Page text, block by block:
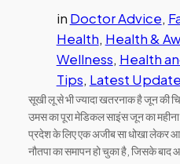
in Doctor Advice,
Health, Health &
Wellness, Health
Tips, Latest
सूखी लू से भी ज्यादा खतरनाक है जून की
उमस का पूरा मेडिकल साइंस जून का
प्रदेश के लिए एक अजीब सा धोखा लेकर
नौतपा का समापन हो चुका है, जिसके बाद